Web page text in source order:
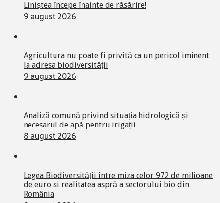
Liniștea începe înainte de răsărire!
9 august 2026
Agricultura nu poate fi privită ca un pericol iminent
la adresa biodiversității
9 august 2026
Analiză comună privind situația hidrologică și
necesarul de apă pentru irigații
8 august 2026
Legea Biodiversității între miza celor 972 de milioane
de euro și realitatea aspră a sectorului bio din
România